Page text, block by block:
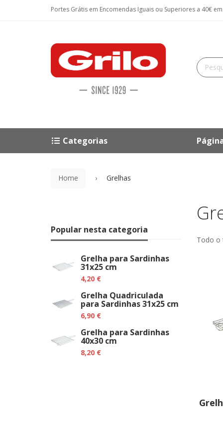
Portes Grátis em Encomendas Iguais ou Superiores a 40€
Categorias
Home Grelhas
Popular nesta categoria
Grelha para Sardinhas
31x25 cm
4,20 €
Grelha Quadriculada
para Sardinhas 31x25 cm
6,90 €
Grelha para Sardinhas
40x30 cm
8,20 €
Todo o